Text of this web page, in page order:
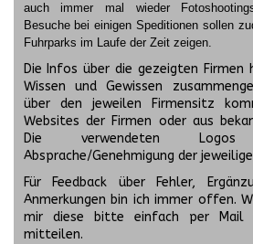
auch immer mal wieder
Besuche bei einigen Speditionen sollen
Fuhrparks im Laufe der Zeit zeigen.
Die Infos über die gezeigten Firmen
Wissen und Gewissen
über den jeweilen Firmensitz
Websites der Firmen oder aus
Die verwendeten
Absprache/Genehmigung der
Für Feedback über Fehler,
Anmerkungen bin ich immer offen.
mir diese bitte einfach per Mail
mitteilen.